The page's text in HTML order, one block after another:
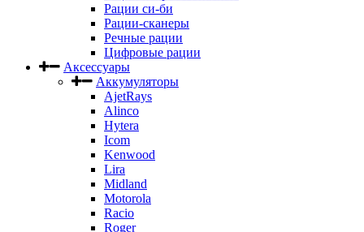
Рации си-би
Рации-сканеры
Речные рации
Цифровые рации
Аксессуары
Аккумуляторы
AjetRays
Alinco
Hytera
Icom
Kenwood
Lira
Midland
Motorola
Racio
Roger